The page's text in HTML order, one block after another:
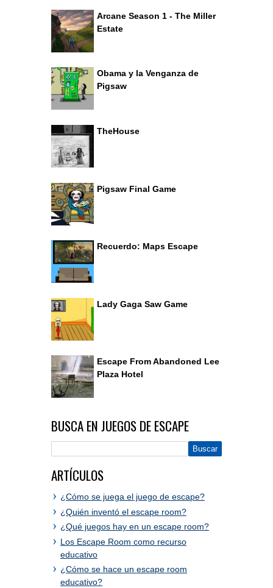
Arcane Season 1 - The Miller
Estate
Obama y la Venganza de
Pigsaw
TheHouse
Pigsaw Final Game
Recuerdo: Maps Escape
Lady Gaga Saw Game
Escape From Abandoned Lee
Plaza Hotel
BUSCA EN JUEGOS DE ESCAPE
ARTÍCULOS
¿Cómo se juega el juego de escape?
¿Quién inventó el escape room?
¿Qué juegos hay en un escape room?
Los Escape Room como recurso
educativo
¿Cómo se hace un escape room
educativo?